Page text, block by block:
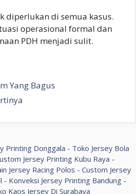
diperlukan di semua kasus.
operasional formal dan
PDH menjadi sulit.
Yang Bagus
Printing Donggala - Toko Jersey Bola
Jersey Printing Kubu Raya -
Jersey Racing Polos - Custom Jersey
- Konveksi Jersey Printing Bandung -
Kaos Jersey Di Surabaya